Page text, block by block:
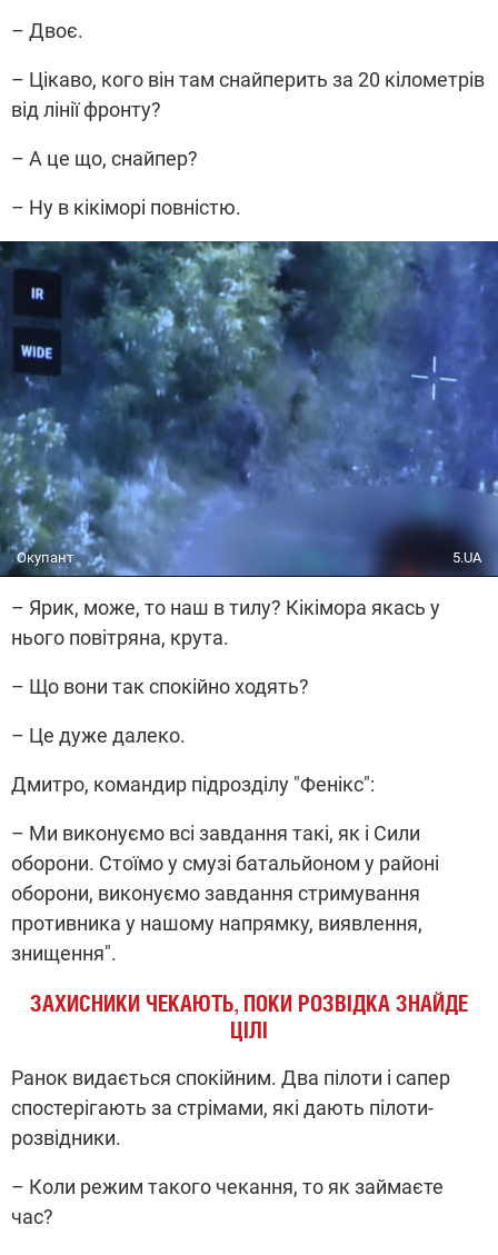
– Двоє.
– Цікаво, кого він там снайперить за 20 кілометрів
від лінії фронту?
– А це що, снайпер?
– Ну в кікіморі повністю.
Окупант 5.UA
– Ярик, може, то наш в тилу? Кікімора якась у
нього повітряна, крута.
– Що вони так спокійно ходять?
– Це дуже далеко.
Дмитро, командир підрозділу "Фенікс":
– Ми виконуємо всі завдання такі, як і Сили
оборони. Стоїмо у смузі батальйоном у районі
оборони, виконуємо завдання стримування
противника у нашому напрямку, виявлення,
знищення".
ЗАХИСНИКИ ЧЕКАЮТЬ, ПОКИ РОЗВІДКА ЗНАЙДЕ
ЦІЛІ
Ранок видається спокійним. Два пілоти і сапер
спостерігають за стрімами, які дають пілоти-
розвідники.
– Коли режим такого чекання, то як займаєте
час?